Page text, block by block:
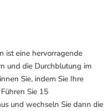
ist eine hervorragende
und die Durchblutung im
Sie, indem Sie Ihre
Sie 15
und wechseln Sie dann die